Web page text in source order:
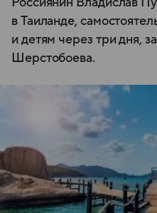
в Таиланде,
и детям через три дня,
Шерстобоева.